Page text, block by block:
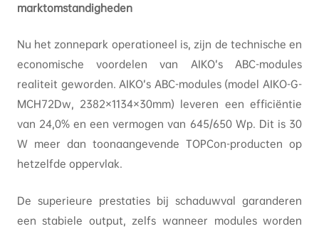
marktomstandigheden
Nu het zonnepark operationeel is, zijn de technische en
economische voordelen van AIKO’s ABC-modules
realiteit geworden. AIKO’s ABC-modules (model AIKO-G-
MCH72Dw, 2382×1134×30mm) leveren een efficiëntie
van 24,0% en een vermogen van 645/650 Wp. Dit is 30
W meer dan toonaangevende TOPCon-producten op
hetzelfde oppervlak.
De superieure prestaties bij schaduwval garanderen
een stabiele output, zelfs wanneer modules worden